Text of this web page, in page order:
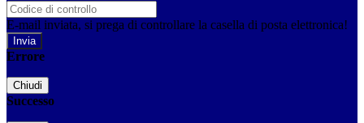
E-mail inviata, si prega di controllare la casella di posta elettronica!
Errore
Chiudi
Successo